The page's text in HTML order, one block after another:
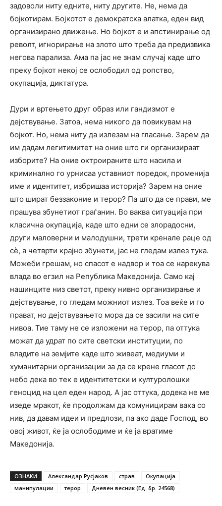
задоволи ниту едните, ниту другите. Не, нема да
бојкотирам. Бојкотот е демократска алатка, еден вид
организирано движење. Но бојкот е и апстинирање од
револт, игнорирање на злото што треба да предизвика
негова парализа. Ама па јас не знам случај каде што
преку бојкот некој се ослободил од ропство,
окупација, диктатура.
Дури и вртењето друг образ или гандизмот е
дејствување. Затоа, нема никого да повикувам на
бојкот. Но, нема ниту да излезам на гласање. Зарем да
им дадам легитимитет на оние што ги организираат
изборите? На оние октроираните што насила и
криминално го урнисаа уставниот поредок, променија
име и идентитет, избришаа историја? Зарем на оние
што шират беззаконие и терор? Па што да се прави, ме
прашува збунетиот граѓанин. Во ваква ситуација при
класична окупација, каде што едни се злорадосни,
други маловерни и малодушни, трети кренале раце од
сè, а четврти крајно збунети, јас не гледам излез тука.
Можеби грешам, но спасот е надвор и тоа се нарекува
влада во егзил на Република Македонија. Само кај
нашинците низ светот, преку нивно организирање и
дејствување, го гледам можниот излез. Тоа веќе и го
прават, но дејствувањето мора да се засили на сите
нивоа. Тие таму не се изложени на терор, па оттука
можат да удрат по сите светски институции, по
владите на земјите каде што живеат, медиуми и
хуманитарни организации за да се крене гласот до
небо дека во тек е идентитетски и културолошки
геноцид на цел еден народ. А јас оттука, додека не ме
изеде мракот, ќе продолжам да комуницирам вака со
нив, да давам идеи и предлози, па ако даде Господ, во
овој живот, ќе ја ослободиме и ќе ја вратиме
Македонија.
ОЗНАКИ Александар Русјаков страв
Окупација
манипулации
терор Дневен весник (Ед. бр. 24568)